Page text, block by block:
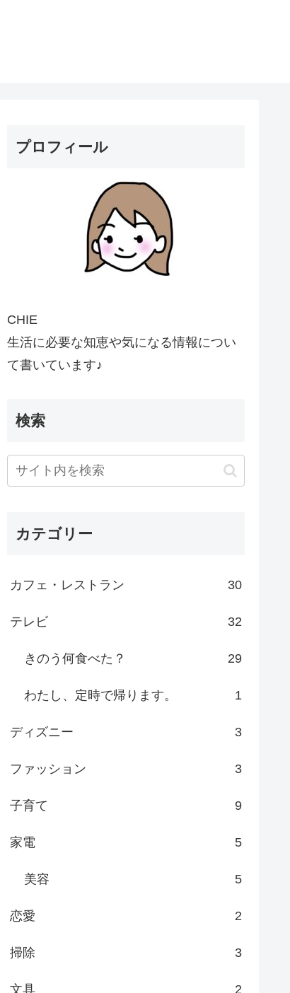
プロフィール
CHIE
生活に必要な知恵や気になる情報につい
て書いています♪
検索
カテゴリー
カフェ・レストラン 30
テレビ 32
きのう何食べた？ 29
わたし、定時で帰ります。 1
ディズニー 3
ファッション 3
子育て 9
家電 5
美容 5
恋愛 2
掃除 3
文具 2